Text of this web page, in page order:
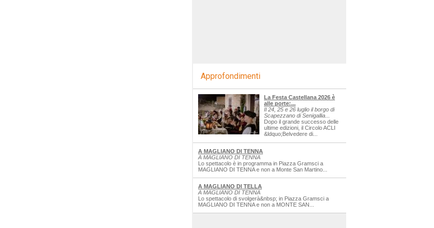
Approfondimenti
La Festa Castellana 2026 è
alle porte:...
Il 24, 25 e 26 luglio il borgo di
Scapezzano di Senigallia...
Dopo il grande successo delle
ultime edizioni, il Circolo ACLI
&ldquo;Belvedere di...
A MAGLIANO DI TENNA
A MAGLIANO DI TENNA
Lo spettacolo è in programma in Piazza Gramsci a
MAGLIANO DI TENNA e non a Monte San Martino...
A MAGLIANO DI TELLA
A MAGLIANO DI TENNA
Lo spettacolo di svolgerà&nbsp; in Piazza Gramsci a
MAGLIANO DI TENNA e non a MONTE SAN...